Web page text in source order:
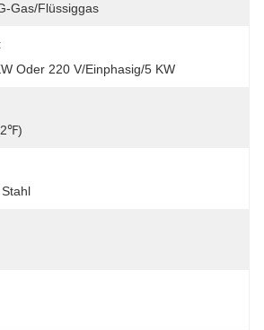
Gas/Flüssiggas
Oder 220 V/einphasig/5 KW